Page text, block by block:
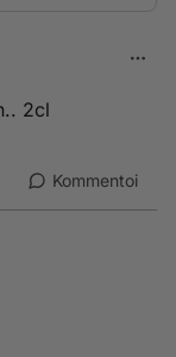
2cl
Kommentoi